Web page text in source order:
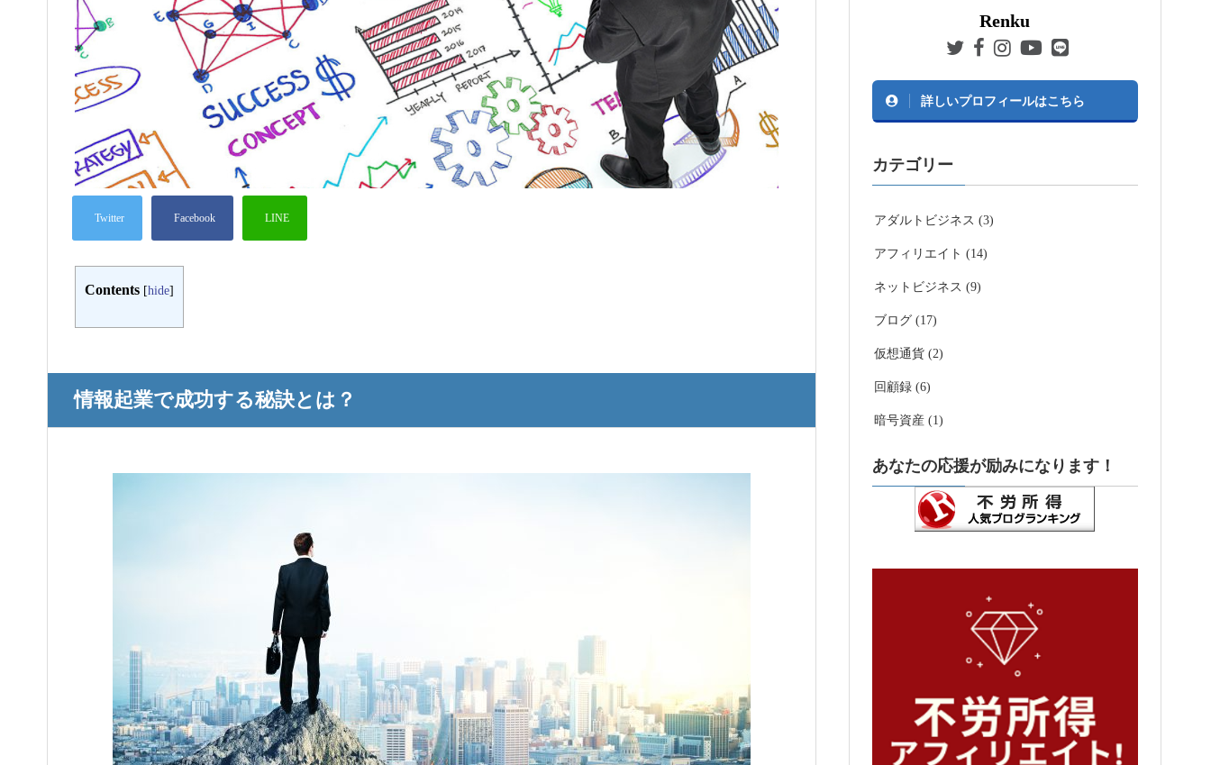
Contents [hide]
情報起業で成功する秘訣とは？
Renku
詳しいプロフィールはこちら
カテゴリー
アダルトビジネス (3)
アフィリエイト (14)
ネットビジネス (9)
ブログ (17)
仮想通貨 (2)
回顧録 (6)
暗号資産 (1)
あなたの応援が励みになります！